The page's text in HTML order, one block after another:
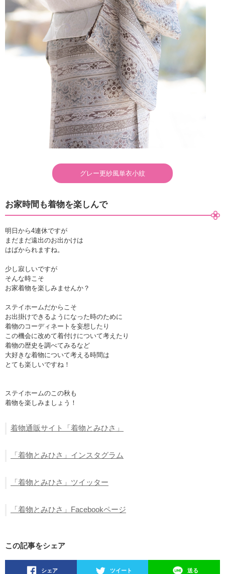
グレー更紗風単衣小紋
お家時間も着物を楽しんで
明日から4連休ですが
まだまだ遠出のお出かけは
はばかられますね。
少し寂しいですが
そんな時こそ
お家着物を楽しみませんか？
ステイホームだからこそ
お出掛けできるようになった時のために
着物のコーディネートを妄想したり
この機会に改めて着付けについて考えたり
着物の歴史を調べてみるなど
大好きな着物について考える時間は
とても楽しいですね！
ステイホームのこの秋も
着物を楽しみましょう！
着物通販サイト「着物とみひさ」
「着物とみひさ」インスタグラム
「着物とみひさ」ツイッター
「着物とみひさ」Facebookページ
この記事をシェア
シェア ツイート 送る